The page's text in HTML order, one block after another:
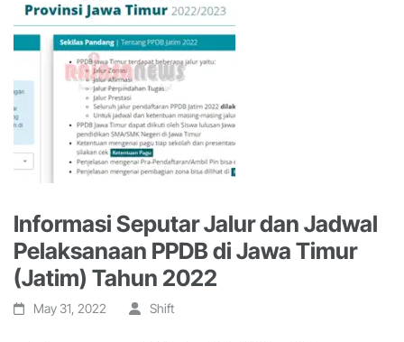
Informasi Seputar Jalur dan Jadwal
Pelaksanaan PPDB di Jawa Timur
(Jatim) Tahun 2022
May 31, 2022 Shift